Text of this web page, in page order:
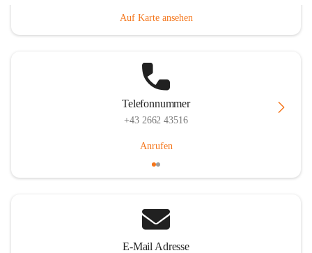
Auf Karte ansehen
Telefonnummer
+43 2662 43516
Anrufen
E-Mail Adresse